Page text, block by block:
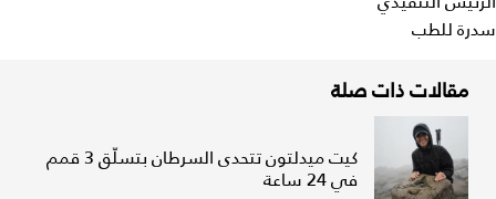
سدرة للطب
مقالات ذات صلة
كيت ميدلتون تتحدى السرطان بتسلّق 3 قمم
في 24 ساعة